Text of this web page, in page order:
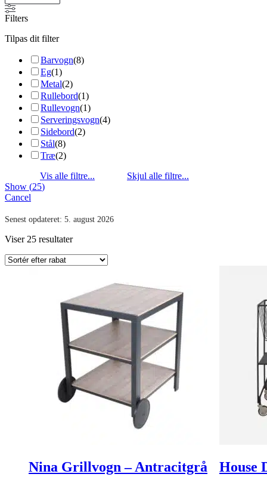
Filters
Tilpas dit filter
Barvogn(8)
Eg(1)
Metal(2)
Rullebord(1)
Rullevogn(1)
Serveringsvogn(4)
Sidebord(2)
Stål(8)
Træ(2)
Show (25)
Cancel
Senest opdateret: 5. august 2026
Viser 25 resultater
Nina Grillvogn – Antracitgrå
House